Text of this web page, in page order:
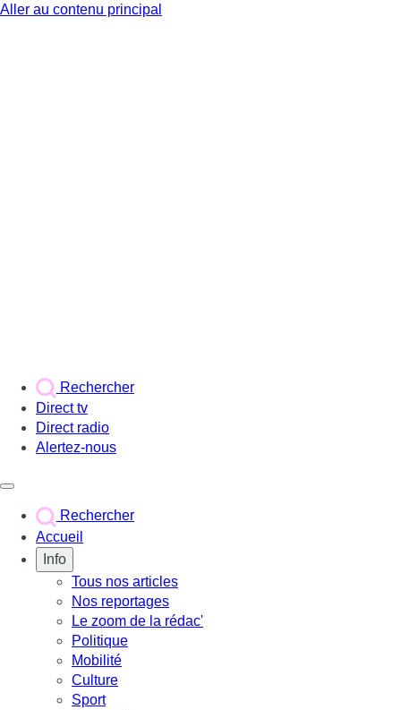
Aller au contenu principal
Rechercher
Direct tv
Direct radio
Alertez-nous
Rechercher
Accueil
Info
Tous nos articles
Nos reportages
Le zoom de la rédac'
Politique
Mobilité
Culture
Sport